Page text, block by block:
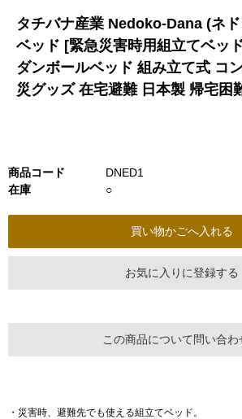
タチバナ産業 Nedoko-Dana (ネ
ベッド [緊急災害時用組立てベッ
ダンボールベッド 組み立て式 コ
災グッズ 在宅避難 日本製 帰宅困
商品コード
DNED1
在庫
○
お気に入りに登録する
この商品について問い合わ
・災害時、避難先でも使える組立てベッド。